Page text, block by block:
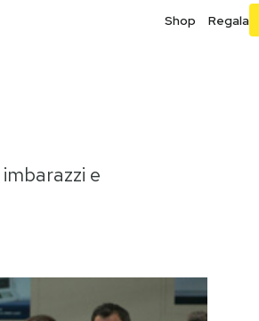
Shop Regala
e